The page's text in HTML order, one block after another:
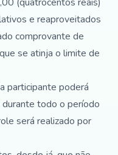
e reaproveitados
comprovante de
se atinja o limite de
participante poderá
todo o período
será realizado por